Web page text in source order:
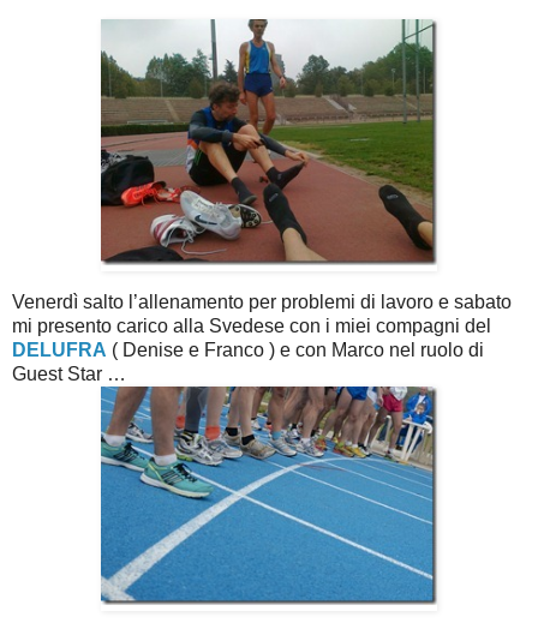
Venerdì salto l’allenamento per problemi di lavoro e sabato
mi presento carico alla Svedese con i miei compagni del
DELUFRA ( Denise e Franco ) e con Marco nel ruolo di
Guest Star …